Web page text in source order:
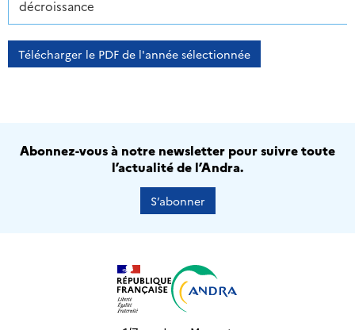
décroissance
Télécharger le PDF de l'année sélectionnée
Abonnez-vous à notre newsletter pour suivre toute
l’actualité de l’Andra.
S’abonner